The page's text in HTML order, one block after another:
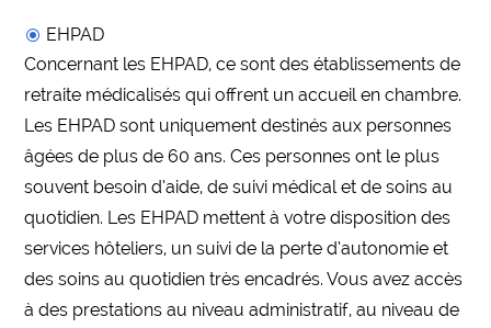
EHPAD
Concernant les EHPAD, ce sont des établissements de
retraite médicalisés qui offrent un accueil en chambre.
Les EHPAD sont uniquement destinés aux personnes
âgées de plus de 60 ans. Ces personnes ont le plus
souvent besoin d’aide, de suivi médical et de soins au
quotidien. Les EHPAD mettent à votre disposition des
services hôteliers, un suivi de la perte d’autonomie et
des soins au quotidien très encadrés. Vous avez accès
à des prestations au niveau administratif, au niveau de